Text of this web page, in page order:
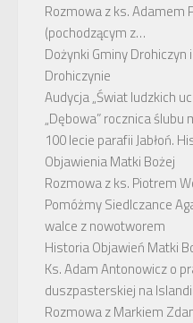
Rozmowa z ks. Adamem
(pochodzącym z…
Dożynki Gminy Drohiczyn
Drohiczynie
Audycja „Świat ludzkich
„Dębowa” rocznica ślubu
100 lecie parafii Jabłoń.
Objawienia Matki Bożej
Rozmowa z ks. Piotrem
Pomóżmy Siedlczance
walce z nowotworem
Historia Objawień Matki
Ks. Adam Antonowicz o
duszpasterskiej na Islandii
Rozmowa z Markiem